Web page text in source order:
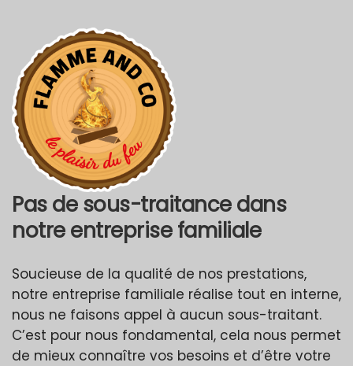
Pas de sous-traitance dans
notre entreprise familiale
Soucieuse de la qualité de nos prestations,
notre entreprise familiale réalise tout en interne,
nous ne faisons appel à aucun sous-traitant.
C’est pour nous fondamental, cela nous permet
de mieux connaître vos besoins et d’être votre